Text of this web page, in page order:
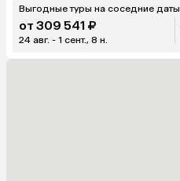
Выгодные туры на соседние даты
от 309 541 ₽
24 авг. - 1 сент., 8 н.